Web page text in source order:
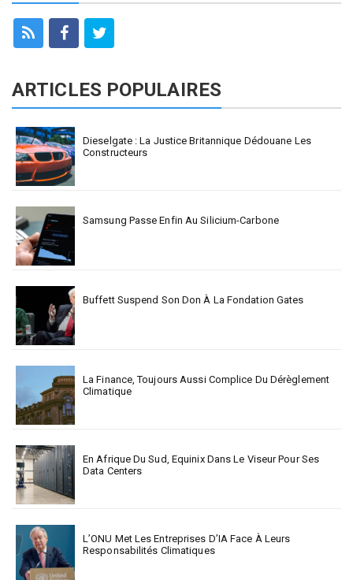
ARTICLES POPULAIRES
Dieselgate : La Justice Britannique Dédouane Les
Constructeurs
Samsung Passe Enfin Au Silicium-Carbone
Buffett Suspend Son Don À La Fondation Gates
La Finance, Toujours Aussi Complice Du Dérèglement
Climatique
En Afrique Du Sud, Equinix Dans Le Viseur Pour Ses
Data Centers
L’ONU Met Les Entreprises D’IA Face À Leurs
Responsabilités Climatiques